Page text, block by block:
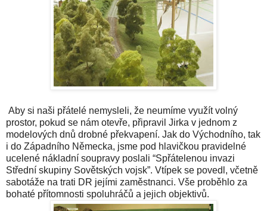
Aby si naši přátelé nemysleli, že neumíme využít volný
prostor, pokud se nám otevře, připravil Jirka v jednom z
modelových dnů drobné překvapení. Jak do Východního, tak
i do Západního Německa, jsme pod hlavičkou pravidelné
ucelené nákladní soupravy poslali “Spřátelenou invazi
Střední skupiny Sovětských vojsk”. Vtípek se povedl, včetně
sabotáže na trati DR jejími zaměstnanci. Vše proběhlo za
bohaté přítomnosti spoluhráčů a jejich objektivů.